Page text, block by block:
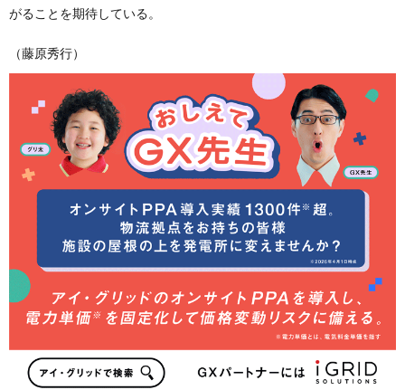
がることを期待している。
（藤原秀行）